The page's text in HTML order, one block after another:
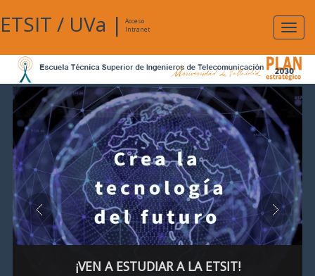
ETSIT / UVa |
Acceso
Intranet
¡VEN A ESTUDIAR A LA ETSIT!